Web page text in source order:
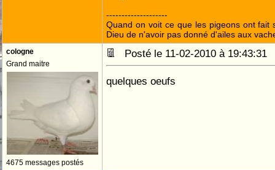
--------------------
Quand on voit ce que les pigeons ont fait
Dieu de n'avoir pas donné d'ailes aux
cologne
Grand maitre
4675 messages postés
Posté le 11-02-2010 à
quelques oeufs